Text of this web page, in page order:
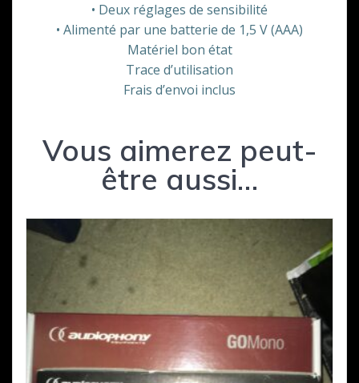
• Deux réglages de sensibilité
• Alimenté par une batterie de 1,5 V (AAA)
Matériel bon état
Trace d’utilisation
Frais d’envoi inclus
Vous aimerez peut-
être aussi…